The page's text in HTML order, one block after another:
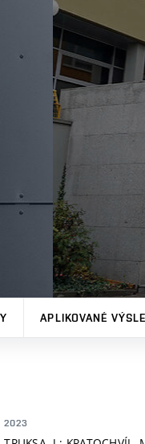
APLIKOVANÉ
2023